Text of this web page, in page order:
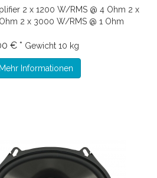
2 x 1200 W/RMS @ 4 Ohm 2 x
2 x 3000 W/RMS @ 1 Ohm
€ * Gewicht 10 kg
Mehr Informationen